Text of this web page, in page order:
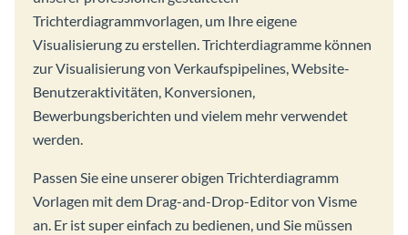
Trichterdiagrammvorlagen, um Ihre eigene
Visualisierung zu erstellen. Trichterdiagramme können
zur Visualisierung von Verkaufspipelines, Website-
Benutzeraktivitäten, Konversionen,
Bewerbungsberichten und vielem mehr verwendet
werden.
Passen Sie eine unserer obigen Trichterdiagramm
Vorlagen mit dem Drag-and-Drop-Editor von Visme
an. Er ist super einfach zu bedienen, und Sie müssen